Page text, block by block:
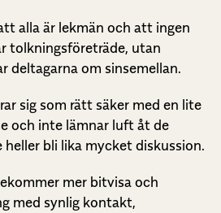
alla är lekmän och att ingen
tolkningsföreträde, utan
deltagarna om sinsemellan.
sig som rätt säker med en lite
och inte lämnar luft åt de
bli lika mycket diskussion.
mer bitvisa och
med synlig kontakt,